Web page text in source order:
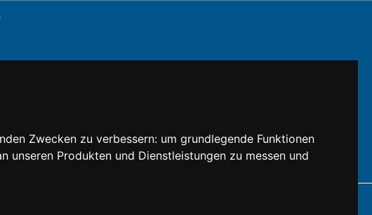
Zwecken zu verbessern: um grundlegende Funktionen
unseren Produkten und Dienstleistungen zu messen und
- SDI: M5UXCR1
ihrer jeweiligen Inhaber.